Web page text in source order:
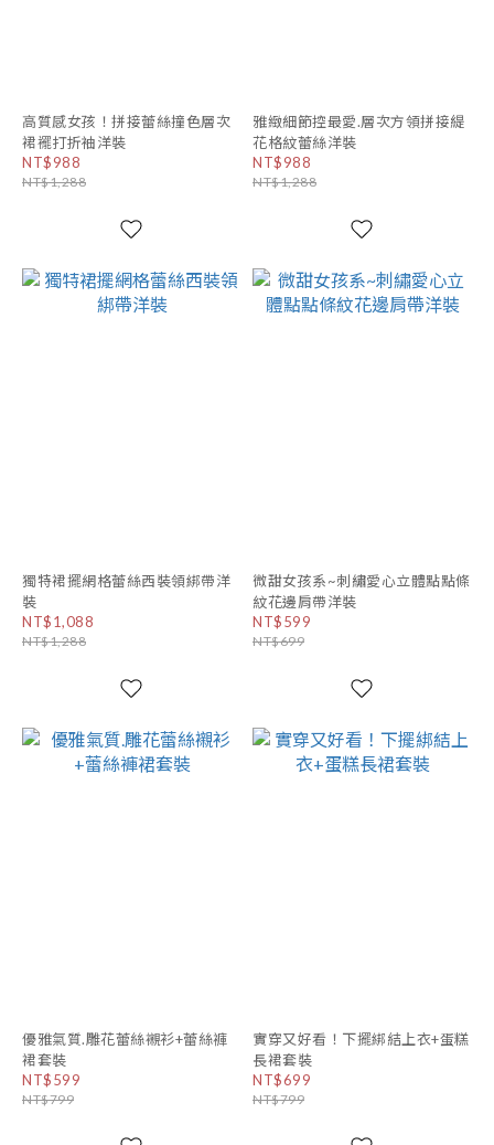
高質感女孩！拼接蕾絲撞色層次
裙襬打折袖洋裝
NT$988
NT$1,288
雅緻細節控最愛.層次方領拼接緹
花格紋蕾絲洋裝
NT$988
NT$1,288
獨特裙擺網格蕾絲西裝領綁帶洋
裝
NT$1,088
NT$1,288
微甜女孩系~刺繡愛心立體點點條
紋花邊肩帶洋裝
NT$599
NT$699
優雅氣質.雕花蕾絲襯衫+蕾絲褲
裙套裝
NT$599
NT$799
實穿又好看！下擺綁結上衣+蛋糕
長裙套裝
NT$699
NT$799